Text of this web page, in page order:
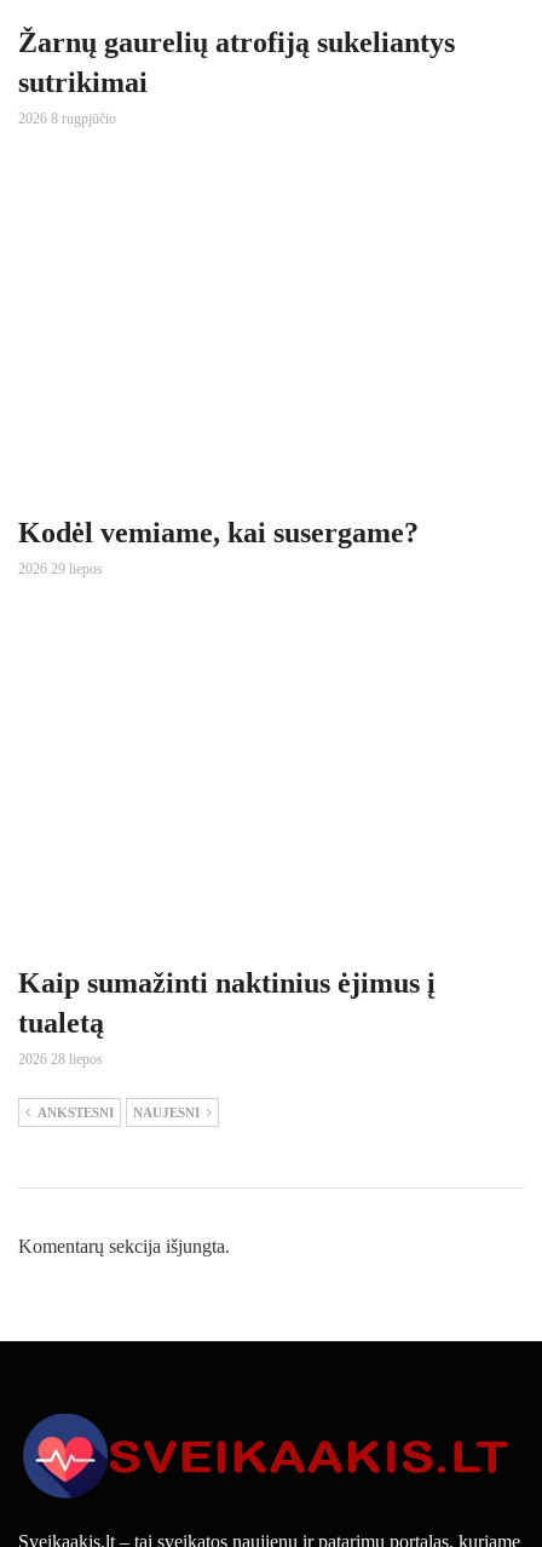
Žarnų gaurelių atrofiją sukeliantys
sutrikimai
2026 8 rugpjūčio
Kodėl vemiame, kai susergame?
2026 29 liepos
Kaip sumažinti naktinius ėjimus į
tualetą
2026 28 liepos
ANKSTESNI NAUJESNI
Komentarų sekcija išjungta.
Sveikaakis.lt – tai sveikatos naujienų ir patarimų portalas, kuriame